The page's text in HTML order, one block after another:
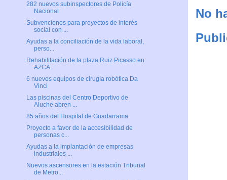
No
282 nuevos subinspectores de Policía
Nacional
Subvenciones para proyectos de interés
social con ...
Ayudas a la conciliación de la vida laboral,
perso...
Rehabilitación de la plaza Ruiz Picasso en
AZCA
6 nuevos equipos de cirugía robótica Da
Vinci
Las piscinas del Centro Deportivo de
Aluche abren ...
85 años del Hospital de Guadarrama
Proyecto a favor de la accesibilidad de
personas c...
Ayudas a la implantación de empresas
industriales ...
Nuevos ascensores en la estación Tribunal
de Metro...